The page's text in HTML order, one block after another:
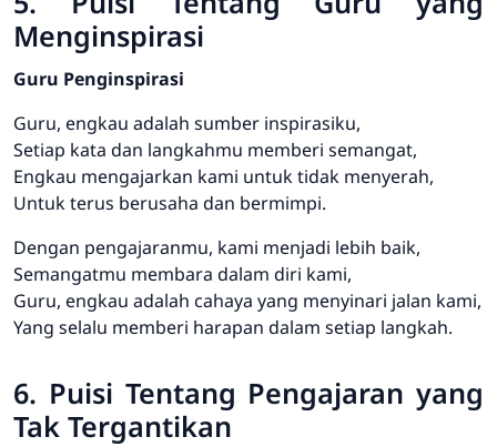
Menginspirasi
Guru Penginspirasi
Guru, engkau adalah sumber inspirasiku,
Setiap kata dan langkahmu memberi semangat,
Engkau mengajarkan kami untuk tidak menyerah,
Untuk terus berusaha dan bermimpi.
Dengan pengajaranmu, kami menjadi lebih baik,
Semangatmu membara dalam diri kami,
Guru, engkau adalah cahaya yang menyinari jalan kami,
Yang selalu memberi harapan dalam setiap langkah.
6. Puisi Tentang Pengajaran yang
Tak Tergantikan